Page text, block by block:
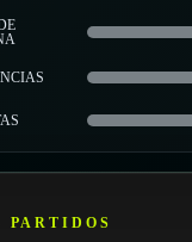
PARTIDOS